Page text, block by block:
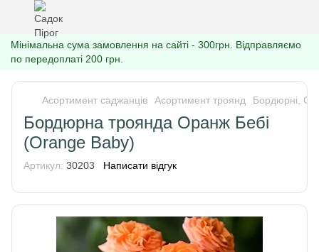
Мінімальна сума замовлення на сайті - 300грн. Відправляємо
по передоплаті 200 грн.
Асортимент саджанців Асортимент троянд Бордюрні,
Бордюрна троянда Оранж Бебі
(Orange Baby)
Артикул: 30203 Написати відгук